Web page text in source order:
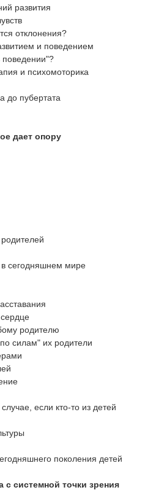
развития
отклонения?
и поведением
поведении"?
и психомоторика
до пубертата
дает опору
в сегодняшнем мире
родителю
силам" их родители
если кто-то из детей
поколения детей
с системной точки зрения